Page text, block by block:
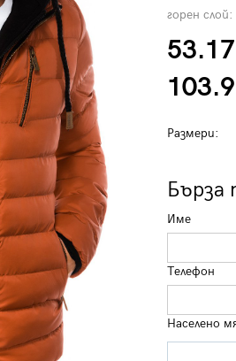
горен
Размери:
Бърза
Име
Телефон
Населено